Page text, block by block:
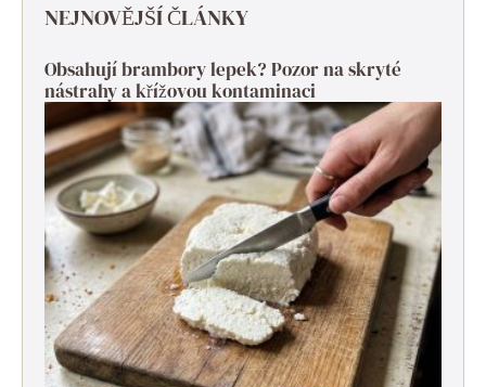
NEJNOVĚJŠÍ ČLÁNKY
Obsahují brambory lepek? Pozor na skryté
nástrahy a křížovou kontaminaci